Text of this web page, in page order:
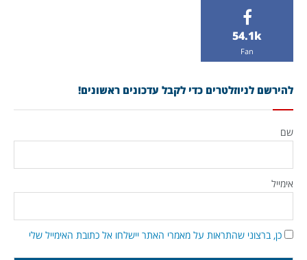
54.1k
Fan
להירשם לניוזלטרים כדי לקבל עדכונים ראשונים!
שם
אימייל
כן, ברצוני שהתראות על מאמרי האתר יישלחו אל כתובת האימייל שלי